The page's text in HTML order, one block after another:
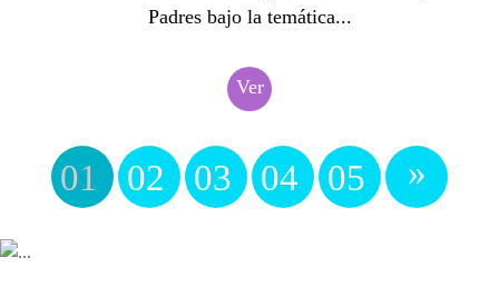
Padres bajo la temática...
Ver
01 02 03 04 05 »